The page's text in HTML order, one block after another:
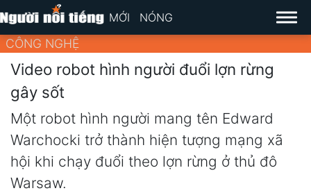
MỚI NÓNG
CÔNG NGHỆ
Video robot hình người đuổi lợn rừng
gây sốt
Một robot hình người mang tên Edward
Warchocki trở thành hiện tượng mạng xã
hội khi chạy đuổi theo lợn rừng ở thủ đô
Warsaw.